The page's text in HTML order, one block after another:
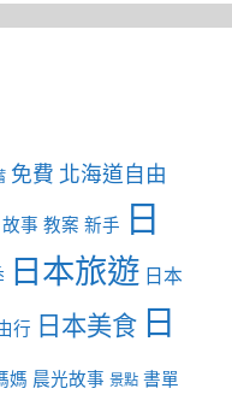
免費 北海道自由
故事 教案 新手 日
日本旅遊 日本
行 日本美食 日
媽 晨光故事 景點 書單